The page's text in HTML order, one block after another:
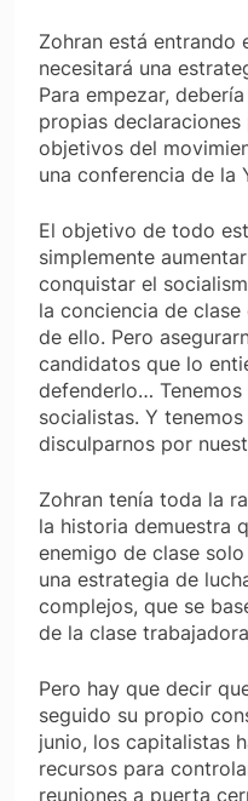
Zohran está entrando
necesitará una
Para empezar,
propias
objetivos del
una conferencia de la
El objetivo de todo
simplemente
conquistar el
la conciencia de
de ello. Pero
candidatos que lo
defenderlo…
socialistas. Y
disculparnos por
Zohran tenía toda la
la historia demuestra
enemigo de clase
una estrategia de
complejos, que se
de la clase
Pero hay que decir
seguido su propio
junio, los capitalistas
recursos para
reuniones a puerta